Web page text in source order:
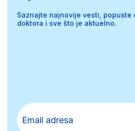
Saznajte najnovije vesti, popuste
doktora i sve što je aktuelno.